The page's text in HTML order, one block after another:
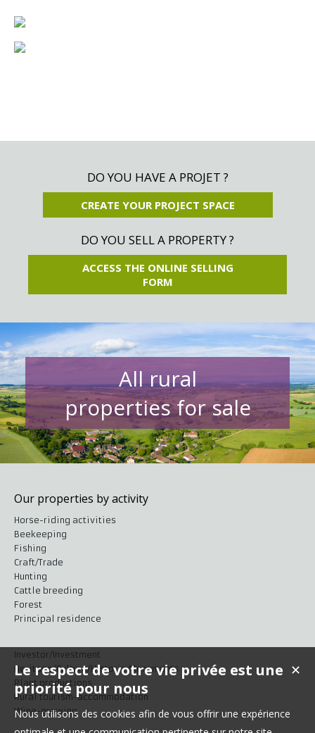
DO YOU HAVE A PROJET ?
CREATE YOUR PROJECT SPACE
DO YOU SELL A PROPERTY ?
ACCESS THE ONLINE SELLING
FORM
All rural
properties for sale
Our properties by activity
Horse-riding activities
Beekeeping
Fishing
Craft/Trade
Hunting
Cattle breeding
Forest
Principal residence
Investor/Investment
Heritage/Culture/Historic Monuments
Plant productions
Rural tourism-accommodation
Wine-growing
✕
Le respect de votre vie privée est une
priorité pour nous
Nous utilisons des cookies afin de vous offrir une expérience